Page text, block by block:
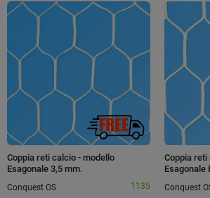
Coppia reti calcio - modello
Esagonale 3,5 mm.
Conquest OS
1135
Coppia reti
Esagonale
Conquest